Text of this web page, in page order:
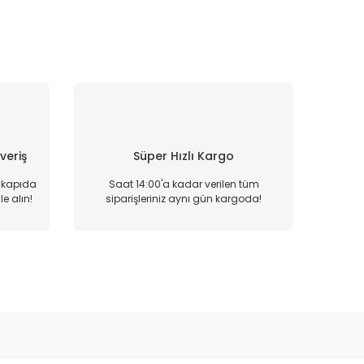
alın!
Süper Hızlı Kargo
Saat 14:00'a kadar verilen tüm
siparişleriniz aynı gün kargoda!